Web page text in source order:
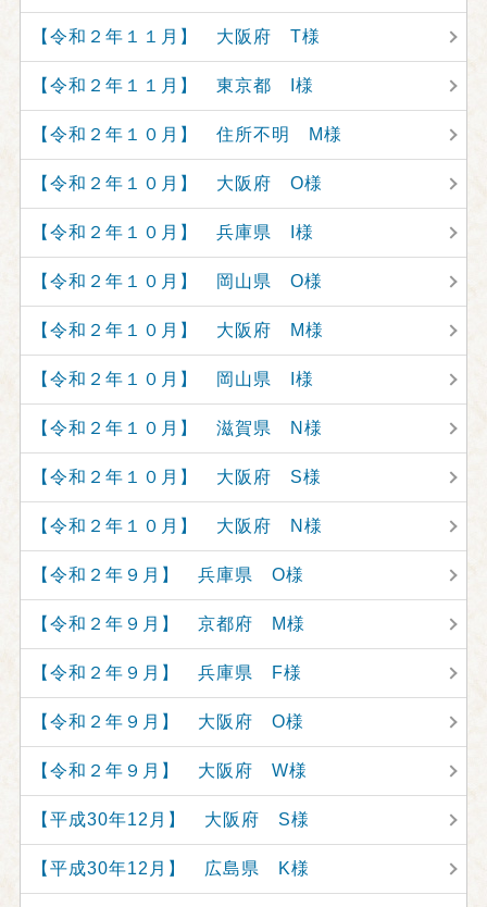
【令和２年１１月】 大阪府 T様
【令和２年１１月】 東京都 I様
【令和２年１０月】 住所不明 M様
【令和２年１０月】 大阪府 O様
【令和２年１０月】 兵庫県 I様
【令和２年１０月】 岡山県 O様
【令和２年１０月】 大阪府 M様
【令和２年１０月】 岡山県 I様
【令和２年１０月】 滋賀県 N様
【令和２年１０月】 大阪府 S様
【令和２年１０月】 大阪府 N様
【令和２年９月】 兵庫県 O様
【令和２年９月】 京都府 M様
【令和２年９月】 兵庫県 F様
【令和２年９月】 大阪府 O様
【令和２年９月】 大阪府 W様
【平成30年12月】 大阪府 S様
【平成30年12月】 広島県 K様